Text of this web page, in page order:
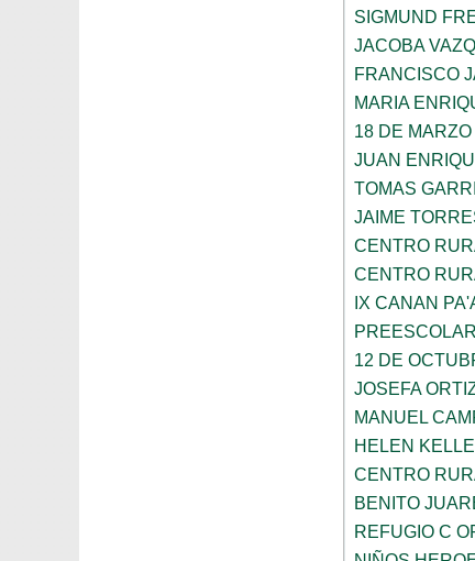
SIGMUND
JACOBA
FRANCISCO
MARIA
18 DE MARZO
JUAN
TOMAS
JAIME
CENTRO
CENTRO
IX CANAN
12 DE
JOSEFA
MANUEL
HELEN
CENTRO
BENITO
REFUGIO C